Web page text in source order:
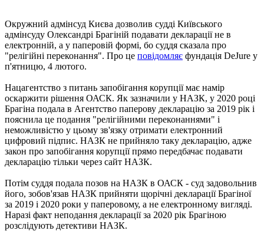
Окружний адмінсуд Києва дозволив судді Київського
адмінсуду Олександрі Брагіній подавати декларації не в
електронній, а у паперовій формі, бо суддя сказала про
"релігійні переконання". Про це повідомляє фундація DeJure у
п'ятницю, 4 лютого.
Нацагентство з питань запобігання корупції має намір
оскаржити рішення ОАСК. Як зазначили у НАЗК, у 2020 році
Брагіна подала в Агентство паперову декларацію за 2019 рік і
пояснила це подання "релігійними переконаннями" і
неможливістю у цьому зв'язку отримати електронний
цифровий підпис. НАЗК не прийняло таку декларацію, адже
закон про запобігання корупції прямо передбачає подавати
декларацію тільки через сайт НАЗК.
Потім суддя подала позов на НАЗК в ОАСК - суд задовольнив
його, зобов'язав НАЗК прийняти щорічні декларації Брагіної
за 2019 і 2020 роки у паперовому, а не електронному вигляді.
Наразі факт неподання декларації за 2020 рік Брагіною
розслідують детективи НАЗК.